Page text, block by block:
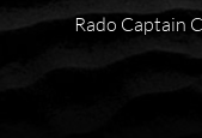
Rado Captain